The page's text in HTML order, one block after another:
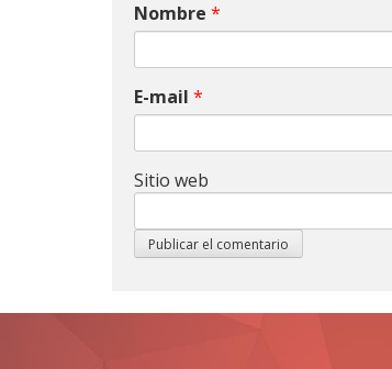
Nombre *
E-mail *
Sitio web